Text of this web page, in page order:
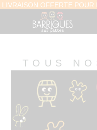
LIVRAISON OFFERTE
TOUS